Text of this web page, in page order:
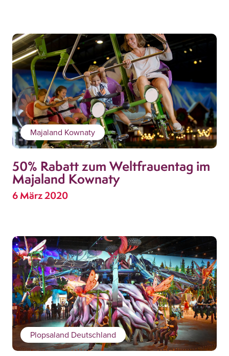
Majaland Kownaty
50% Rabatt zum Weltfrauentag im
Majaland Kownaty
6 März 2020
Plopsaland Deutschland